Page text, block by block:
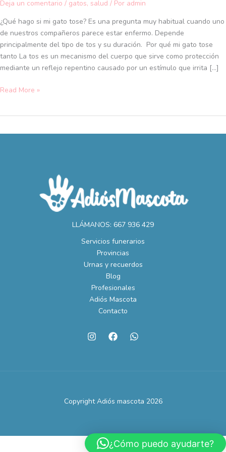
Deja un comentario / gatos, salud / Por admin
¿Qué hago si mi gato tose? Es una pregunta muy habitual cuando uno
de nuestros compañeros parece estar enfermo. Depende
principalmente del tipo de tos y su duración. Por qué mi gato tose
tanto La tos es un mecanismo del cuerpo que sirve como protección
mediante un reflejo repentino causado por un estímulo que irrita […]
demasiado:
qué
y
cómo
debes
reaccionar
Read More »
LLÁMANOS: 667 936 429
Servicios funerarios
Provincias
Urnas y recuerdos
Blog
Profesionales
Adiós Mascota
Contacto
Copyright Adiós mascota 2026
¿Cómo puedo ayudarte?